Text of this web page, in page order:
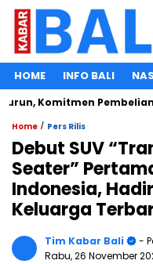
HOME INFO BALI
Komitmen Pembelian
Home / Pers Rilis
Debut SUV
Seater”
Indonesia,
Keluarga
Tim Kabar Bali
-
Rabu, 26 November